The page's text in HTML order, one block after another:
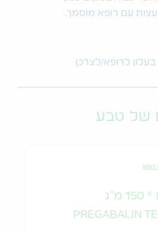
עם רופא מוסמך.
בעלון לרופא/לצרכן
של טבע
PREGABALIN